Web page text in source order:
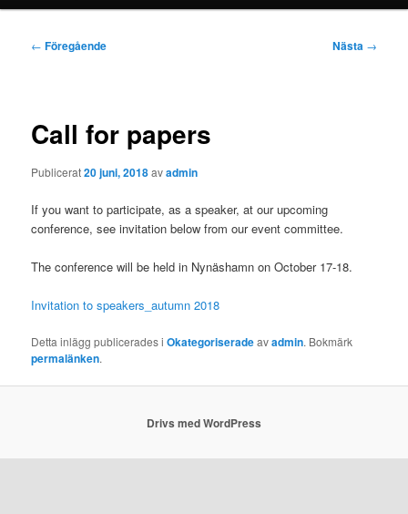
Inläggsnavigering
← Föregående Nästa →
Call for papers
Publicerat20 juni, 2018avadmin
If you want to participate, as a speaker, at our upcoming
conference, see invitation below from our event committee.
The conference will be held in Nynäshamn on October 17-18.
Invitation to speakers_autumn 2018
Detta inlägg publicerades iOkategoriseradeavadmin. Bokmärk
permalänken.
Drivs med WordPress